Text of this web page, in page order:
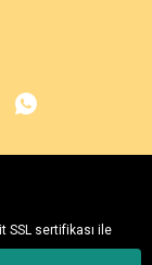
SSL sertifikası ile